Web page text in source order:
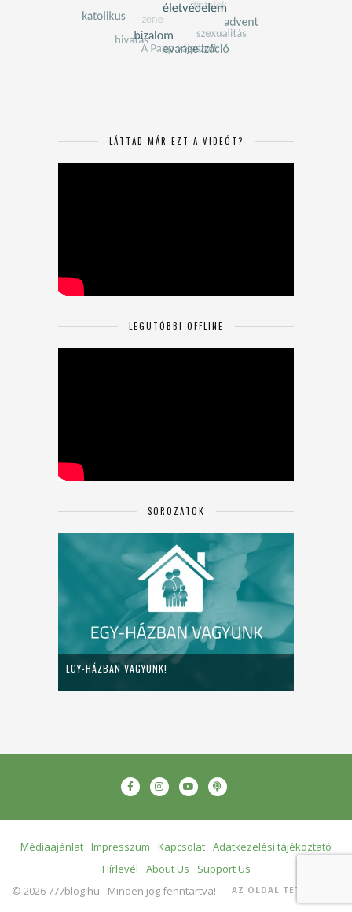
LÁTTAD MÁR EZT A VIDEÓT?
LEGUTÓBBI OFFLINE
SOROZATOK
EGY-HÁZBAN VAGYUNK!
Médiaajánlat Impresszum Kapcsolat Adatkezelési tájékoztató
Hírlevél
About Us
Support Us
© 2026 777blog.hu - Minden jog fenntartva!
AZ OLDAL TETEJÉRE